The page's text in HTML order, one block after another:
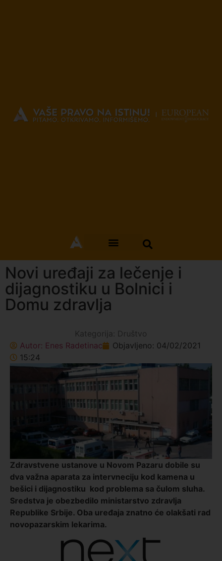
Novi uređaji za lečenje i
dijagnostiku u Bolnici i
Domu zdravlja
Kategorija: Društvo
Autor: Enes Radetinac Objavljeno: 04/02/2021
15:24
Zdravstvene ustanove u Novom Pazaru dobile su
dva važna aparata za intervneciju kod kamena u
bešici i dijagnostiku kod problema sa čulom sluha.
Sredstva je obezbedilo ministarstvo zdravlja
Republike Srbije. Oba uređaja znatno će olakšati rad
novopazarskim lekarima.